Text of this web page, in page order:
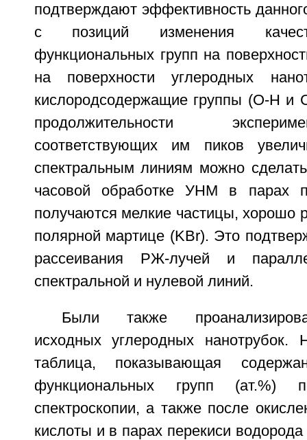
подтверждают эффективность
с позиций изменения
функциональных групп на
на поверхности углеродных
кислородсодержащие группы (О-Н и
продолжительности
соответствующих им пиков
спектральным линиям можно
часовой обработке УНМ в парах
получаются мелкие частицы, хорошо
полярной мартице (KBr). Это
рассеивания РЖ-лучей и
спектральной и нулевой линий.
Были также
исходных углеродных нанотрубок.
таблица, показывающая
функциональных групп
спектроскопии, а также после
кислоты и в парах перекиси